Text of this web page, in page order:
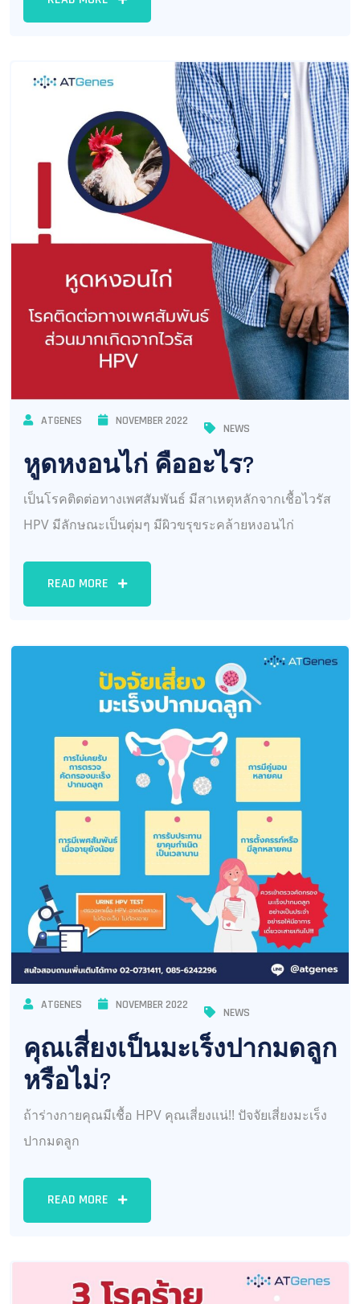
ATGENES NOVEMBER 2022
NEWS
หูดหงอนไก่ คืออะไร?
เป็นโรคติดต่อทางเพศสัมพันธ์ มีสาเหตุหลักจากเชื้อไวรัส
HPV มีลักษณะเป็นตุ่มๆ มีผิวขรุขระคล้ายหงอนไก่
READ MORE
ATGENES NOVEMBER 2022
NEWS
คุณเสี่ยงเป็นมะเร็งปากมดลูก
หรือไม่?
ถ้าร่างกายคุณมีเชื้อ HPV คุณเสี่ยงแน่!! ปัจจัยเสี่ยงมะเร็ง
ปากมดลูก
READ MORE